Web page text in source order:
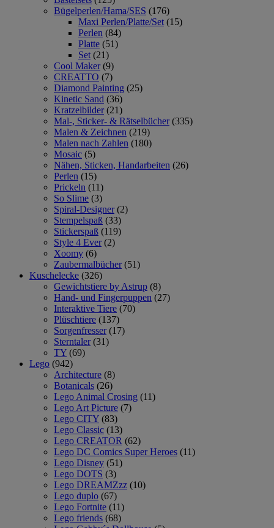
Bügelperlen/Hama/SES (176)
Maxi Perlen/Platte/Set (15)
Perlen (84)
Platte (51)
Set (21)
Cool Maker (9)
CREATTO (7)
Diamond Painting (25)
Kinetic Sand (36)
Kratzelbilder (21)
Mal-, Sticker- & Rätselbücher (335)
Malen & Zeichnen (219)
Malen nach Zahlen (180)
Mosaic (5)
Nähen, Sticken, Handarbeiten (26)
Perlen (15)
Prickeln (11)
So Slime (3)
Spiral-Designer (2)
Stempelspaß (33)
Stickerspaß (119)
Style 4 Ever (2)
Xoomy (6)
Zaubermalbücher (51)
Kuschelecke (326)
Gewichtstiere by Astrup (8)
Hand- und Fingerpuppen (27)
Interaktive Tiere (70)
Plüschtiere (137)
Sorgenfresser (17)
Sterntaler (31)
TY (69)
Lego (942)
Architecture (8)
Botanicals (26)
Lego Animal Crosing (11)
Lego Art Picture (7)
Lego CITY (83)
Lego Classic (13)
Lego CREATOR (62)
Lego DC Comics Super Heroes (11)
Lego Disney (51)
Lego DOTS (3)
Lego DREAMZzz (10)
Lego duplo (67)
Lego Fortnite (11)
Lego friends (68)